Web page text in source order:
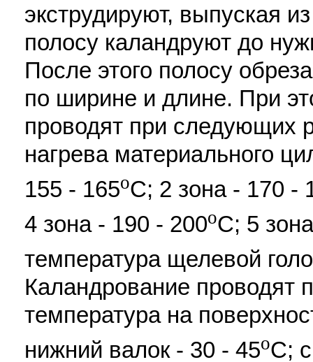
экструдируют, выпуская
полосу каландруют до
После этого полосу
по ширине и длине. При
проводят при следующих
нагрева материального
155 - 165oС; 2 зона - 170 -
4 зона - 190 - 200oС; 5
температура щелевой
Каландрование
температура на
нижний валок - 30 - 45oС;